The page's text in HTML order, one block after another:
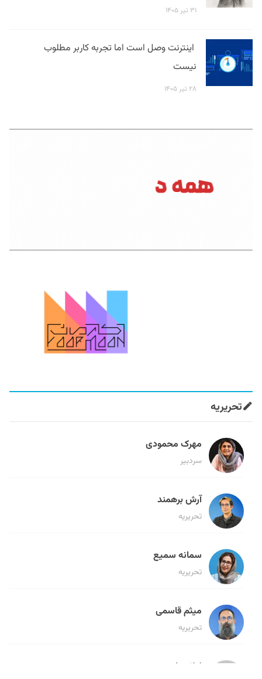
۳۱ تیر ۱۴۰۵
اینترنت وصل است اما تجربه کاربر مطلوب
نیست
۲۸ تیر ۱۴۰۵
تحریریه
مهرک محمودی
سردبیر
آرش برهمند
تحریریه
سمانه سمیع
تحریریه
میثم قاسمی
تحریریه
لیلا حنارود